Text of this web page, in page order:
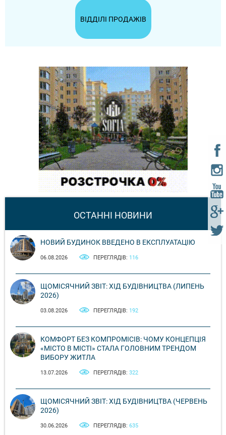
ВІДДІЛІ ПРОДАЖІВ
ОСТАННІ НОВИНИ
НОВИЙ БУДИНОК ВВЕДЕНО В ЕКСПЛУАТАЦІЮ
06.08.2026 ПЕРЕГЛЯДІВ: 116
ЩОМІСЯЧНИЙ ЗВІТ: ХІД БУДІВНИЦТВА (ЛИПЕНЬ
2026)
03.08.2026 ПЕРЕГЛЯДІВ: 192
КОМФОРТ БЕЗ КОМПРОМІСІВ: ЧОМУ КОНЦЕПЦІЯ
«МІСТО В МІСТІ» СТАЛА ГОЛОВНИМ ТРЕНДОМ
ВИБОРУ ЖИТЛА
13.07.2026 ПЕРЕГЛЯДІВ: 322
ЩОМІСЯЧНИЙ ЗВІТ: ХІД БУДІВНИЦТВА (ЧЕРВЕНЬ
2026)
30.06.2026 ПЕРЕГЛЯДІВ: 635